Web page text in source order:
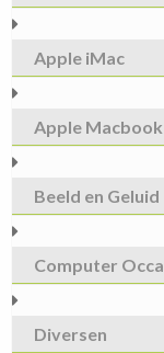
Apple iMac
Apple Macbook
Beeld en Geluid
Computer
Diversen